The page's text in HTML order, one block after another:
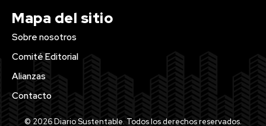
Mapa del sitio
Sobre nosotros
Comité Editorial
Alianzas
Contacto
© 2026 Diario Sustentable. Todos los derechos reservados.